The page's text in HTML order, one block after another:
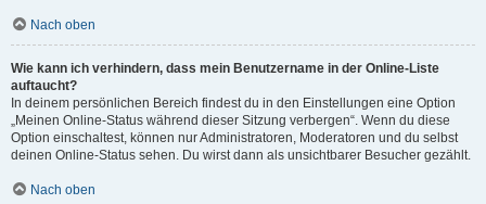
Nach oben
Wie kann ich verhindern, dass mein Benutzername in der Online-Liste
auftaucht?
In deinem persönlichen Bereich findest du in den Einstellungen eine Option
„Meinen Online-Status während dieser Sitzung verbergen“. Wenn du diese
Option einschaltest, können nur Administratoren, Moderatoren und du selbst
deinen Online-Status sehen. Du wirst dann als unsichtbarer Besucher gezählt.
Nach oben